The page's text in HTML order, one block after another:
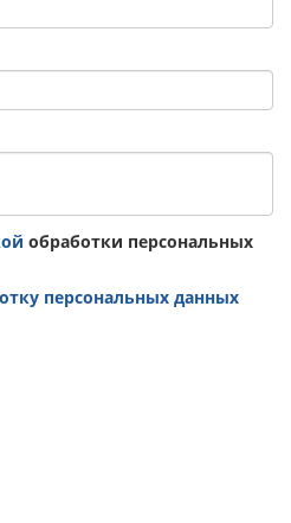
обработки персональных
персональных данных